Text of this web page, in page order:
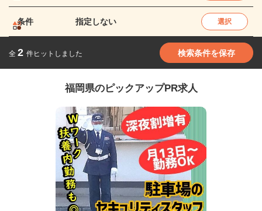
条件 指定しない 選択
全 2 件ヒットしました 検索条件を保存
福岡県のピックアップPR求人